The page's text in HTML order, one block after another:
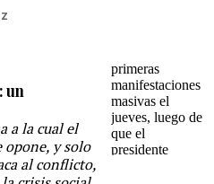
un
a la cual el
y solo
al conflicto,